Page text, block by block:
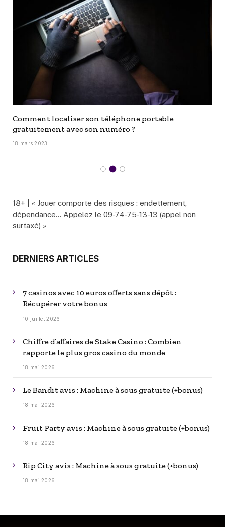
Comment localiser son téléphone portable
gratuitement avec son numéro ?
18 mars 2023
18+ | « Jouer comporte des risques : endettement,
dépendance… Appelez le 09-74-75-13-13 (appel non
surtaxé) »
DERNIERS ARTICLES
7 casinos avec 10 euros offerts sans dépôt :
Récupérer votre bonus
10 juillet 2026
Chiffre d’affaires de Stake Casino : Combien
rapporte le plus gros casino du monde
18 mai 2026
Le Bandit avis : Machine à sous gratuite (+bonus)
18 mai 2026
Fruit Party avis : Machine à sous gratuite (+bonus)
18 mai 2026
Rip City avis : Machine à sous gratuite (+bonus)
18 mai 2026